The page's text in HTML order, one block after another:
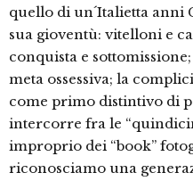
quello di un´Italietta anni
sua gioventù: vitelloni e
conquista e
meta ossessiva; la
come primo distintivo di
intercorre fra le
improprio dei “book”
riconosciamo una